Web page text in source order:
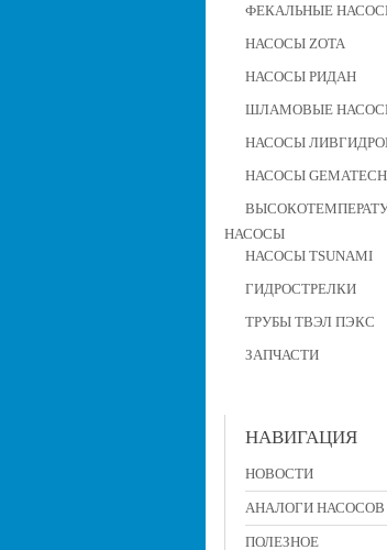
ФЕКАЛЬНЫЕ
НАСОСЫ ZOTA
НАСОСЫ РИДАН
ШЛАМОВЫЕ
НАСОСЫ
НАСОСЫ GEMATECH
НАСОСЫ
НАСОСЫ TSUNAMI
ГИДРОСТРЕЛКИ
ТРУБЫ ТВЭЛ ПЭКС
ЗАПЧАСТИ
НАВИГАЦИЯ
НОВОСТИ
АНАЛОГИ НАСОСОВ
ПОЛЕЗНОЕ